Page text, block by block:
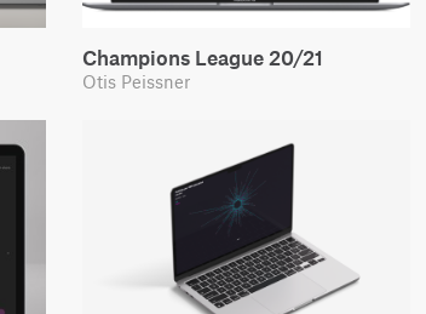
Champions League 20/21
Otis Peissner